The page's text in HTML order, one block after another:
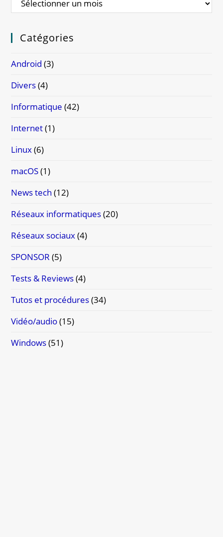
Catégories
Android (3)
Divers(4)
Informatique (42)
Internet(1)
Linux(6)
macOS(1)
News tech (12)
Réseaux informatiques(20)
Réseaux sociaux(4)
SPONSOR (5)
Tests & Reviews(4)
Tutos et procédures(34)
Vidéo/audio(15)
Windows(51)